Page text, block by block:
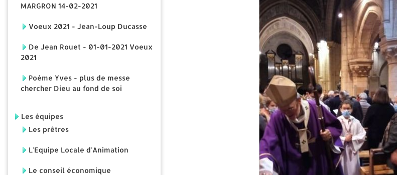
MARGRON 14-02-2021
Voeux 2021 - Jean-Loup Ducasse
De Jean Rouet - 01-01-2021 Voeux
2021
Poème Yves - plus de messe
chercher Dieu au fond de soi
Les équipes
Les prêtres
L'Equipe Locale d'Animation
Le conseil économique